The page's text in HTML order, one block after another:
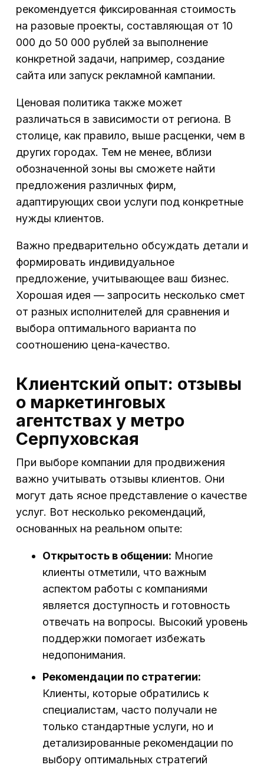
рекомендуется фиксированная стоимость
на разовые проекты, составляющая от 10
000 до 50 000 рублей за выполнение
конкретной задачи, например, создание
сайта или запуск рекламной кампании.
Ценовая политика также может
различаться в зависимости от региона. В
столице, как правило, выше расценки, чем в
других городах. Тем не менее, вблизи
обозначенной зоны вы сможете найти
предложения различных фирм,
адаптирующих свои услуги под конкретные
нужды клиентов.
Важно предварительно обсуждать детали и
формировать индивидуальное
предложение, учитывающее ваш бизнес.
Хорошая идея — запросить несколько смет
от разных исполнителей для сравнения и
выбора оптимального варианта по
соотношению цена-качество.
Клиентский опыт: отзывы
о маркетинговых
агентствах у метро
Серпуховская
При выборе компании для продвижения
важно учитывать отзывы клиентов. Они
могут дать ясное представление о качестве
услуг. Вот несколько рекомендаций,
основанных на реальном опыте:
Открытость в общении: Многие
клиенты отметили, что важным
аспектом работы с компаниями
является доступность и готовность
отвечать на вопросы. Высокий уровень
поддержки помогает избежать
недопонимания.
Рекомендации по стратегии:
Клиенты, которые обратились к
специалистам, часто получали не
только стандартные услуги, но и
детализированные рекомендации по
выбору оптимальных стратегий